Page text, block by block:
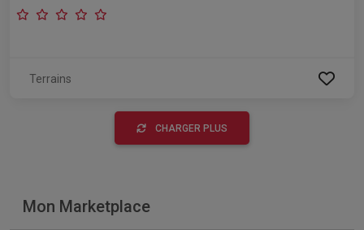
Terrains
CHARGER PLUS
Mon Marketplace